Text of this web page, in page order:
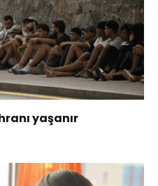
yaşanır